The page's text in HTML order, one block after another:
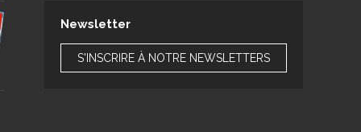
Newsletter
S'INSCRIRE À NOTRE NEWSLETTERS